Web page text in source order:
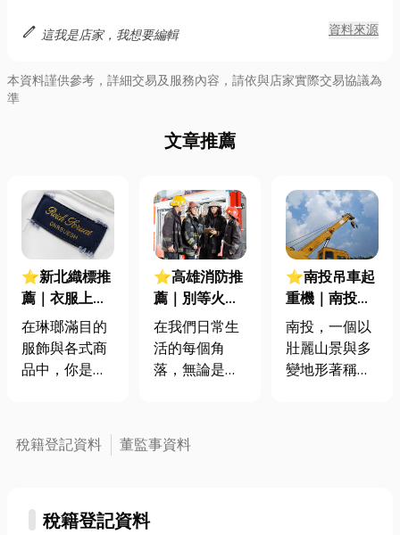
edit 這我是店家，我想要編輯 資料來源
本資料謹供參考，詳細交易及服務內容，請依與店家實際交易協議為
準
文章推薦
⭐新北織標推
薦｜衣服上的
一小塊其實超
重要！從材
質、功能到裁
在琳瑯滿目的
服飾與各式商
品中，你是否
不在的「小標
籤」？它們就
「布標」。這
⭐高雄消防推
薦｜別等火災
才後悔！一次
搞懂國際火災
分類及滅火器
在我們日常生
活的每個角
落，無論是溫
樓，還是熱鬧
的商業空間，
⭐南投吊車起
重機｜南投工
程必看！克服
崎嶇地形！從
服務範疇到費
南投，一個以
壯麗山景與多
變地形著稱的
稅籍登記資料 董監事資料
稅籍登記資料